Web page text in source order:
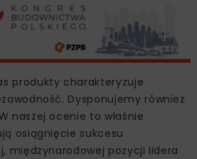
produkty charakteryzuje
Dysponujemy również
naszej ocenie to właśnie
osiągnięcie sukcesu
międzynarodowej pozycji lidera